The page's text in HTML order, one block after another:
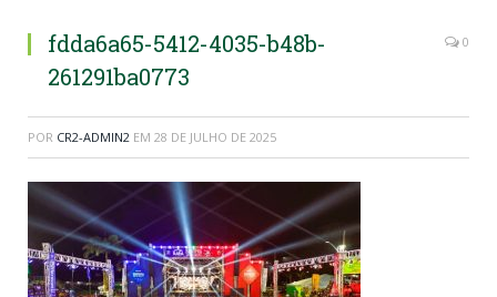
fdda6a65-5412-4035-b48b-
261291ba0773
0
POR CR2-ADMIN2 EM 28 DE JULHO DE 2025